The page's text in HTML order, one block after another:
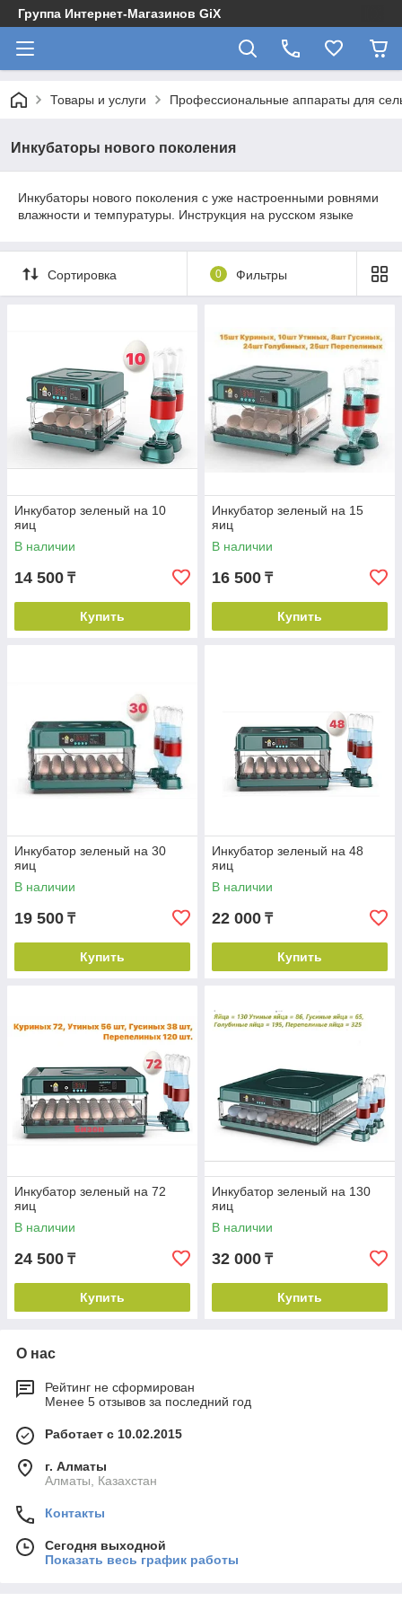
Группа Интернет-Магазинов GiX
Товары и услуги Профессиональные аппараты для
Инкубаторы нового поколения
Инкубаторы нового поколения с уже настроенными ровнями
влажности и темпуратуры. Инструкция на русском языке
Сортировка 0 Фильтры
Инкубатор зеленый на 10
яиц
В наличии
14 500 ₸
Купить
Инкубатор зеленый на 15
яиц
В наличии
16 500 ₸
Купить
Инкубатор зеленый на 30
яиц
В наличии
19 500 ₸
Купить
Инкубатор зеленый на 48
яиц
В наличии
22 000 ₸
Купить
Инкубатор зеленый на 72
яиц
В наличии
24 500 ₸
Купить
Инкубатор зеленый на 130
яиц
В наличии
32 000 ₸
Купить
О нас
Рейтинг не сформирован
Менее 5 отзывов за последний год
Работает с 10.02.2015
г. Алматы
Алматы, Казахстан
Контакты
Сегодня выходной
Показать весь график работы